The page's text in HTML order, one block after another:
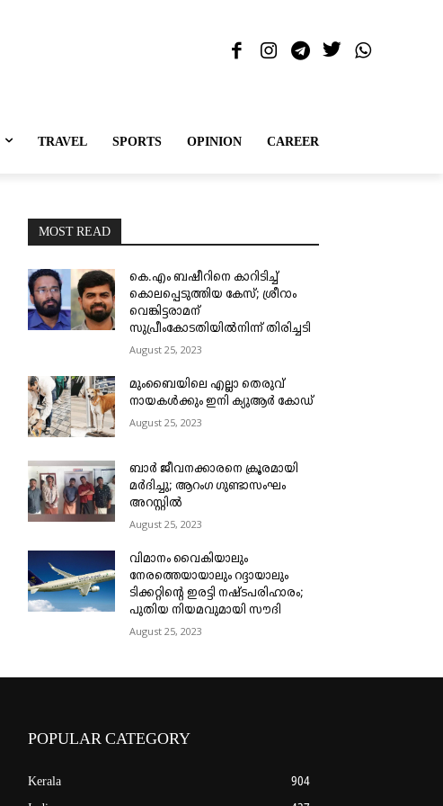
TRAVEL SPORTS OPINION CAREER
MOST READ
കെ.എം ബഷീറിനെ കാറിടിച്ച്
കൊലപ്പെടുത്തിയ കേസ്; ശ്രീറാം
വെങ്കിട്ടരാമന്
സുപ്രീംകോടതിയിൽനിന്ന് തിരിച്ചടി
August 25, 2023
മുംബൈയിലെ എല്ലാ തെരുവ്
നായകൾക്കും ഇനി ക്യുആർ കോഡ്
August 25, 2023
ബാർ ജീവനക്കാരനെ ക്രൂരമായി
മർദിച്ചു; ആറംഗ ഗുണ്ടാസംഘം
അറസ്റ്റിൽ
August 25, 2023
വിമാനം വൈകിയാലും
നേരത്തെയായാലും റദ്ദായാലും
ടിക്കറ്റിന്റെ ഇരട്ടി നഷ്ടപരിഹാരം;
പുതിയ നിയമവുമായി സൗദി
August 25, 2023
POPULAR CATEGORY
Kerala
904